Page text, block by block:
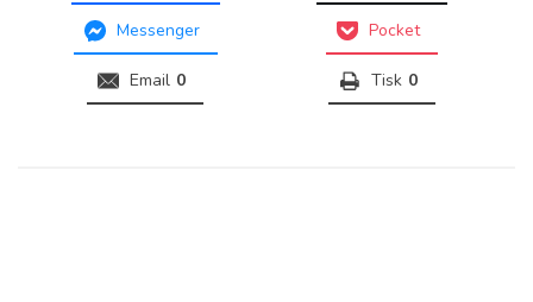
Messenger Pocket
Email 0 Tisk 0